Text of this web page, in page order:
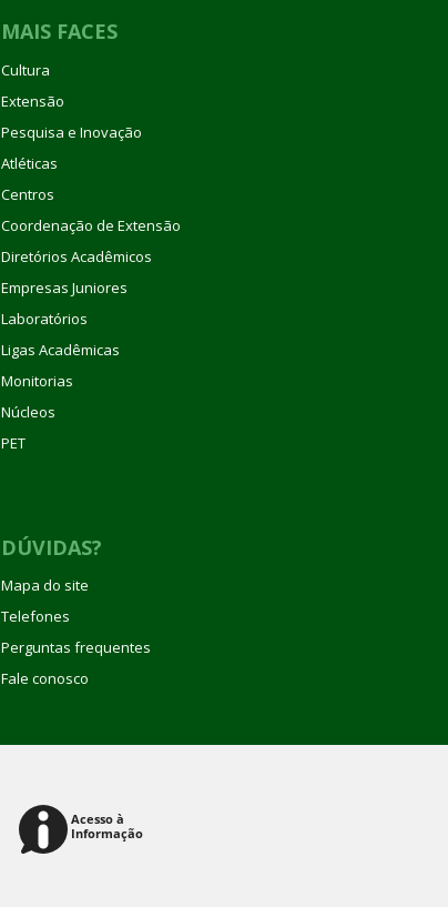
MAIS FACES
Cultura
Extensão
Pesquisa e Inovação
Atléticas
Centros
Coordenação de Extensão
Diretórios Acadêmicos
Empresas Juniores
Laboratórios
Ligas Acadêmicas
Monitorias
Núcleos
PET
DÚVIDAS?
Mapa do site
Telefones
Perguntas frequentes
Fale conosco